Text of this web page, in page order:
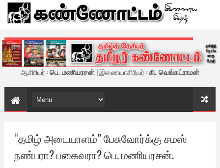
கண்ணோட்டம் - இணைய இதழ்
ஆசிரியர் :பெ. மணியரசன் | இணையாசிரியர் :கி. வெங்கட்ராமன்
“தமிழ் அடையாளம்” பேசுவோர்க்கு சமஸ்
நண்பரா? பகைவரா? பெ. மணியரசன்.